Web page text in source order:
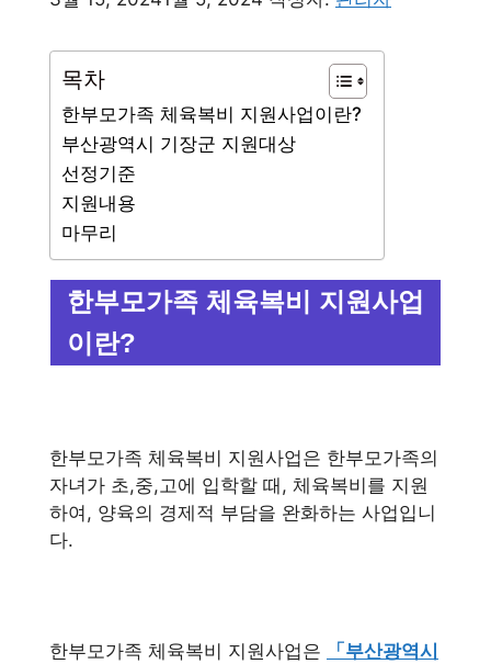
목차
한부모가족 체육복비 지원사업이란?
부산광역시 기장군 지원대상
선정기준
지원내용
마무리
한부모가족 체육복비 지원사업
이란?
한부모가족 체육복비 지원사업은 한부모가족의
자녀가 초,중,고에 입학할 때, 체육복비를 지원
하여, 양육의 경제적 부담을 완화하는 사업입니
다.
한부모가족 체육복비 지원사업은
「부산광역시